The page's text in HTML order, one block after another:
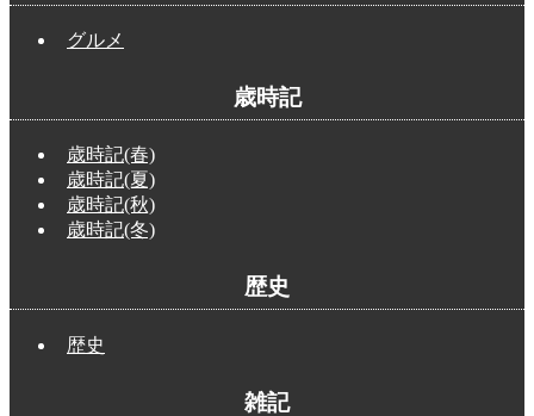
グルメ
歳時記
歳時記(春)
歳時記(夏)
歳時記(秋)
歳時記(冬)
歴史
歴史
雑記